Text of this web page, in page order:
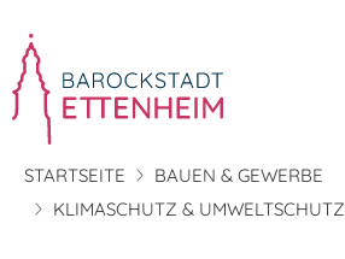
STARTSEITE
BAUEN & GEWERBE
KLIMASCHUTZ & UMWELTSCHUTZ